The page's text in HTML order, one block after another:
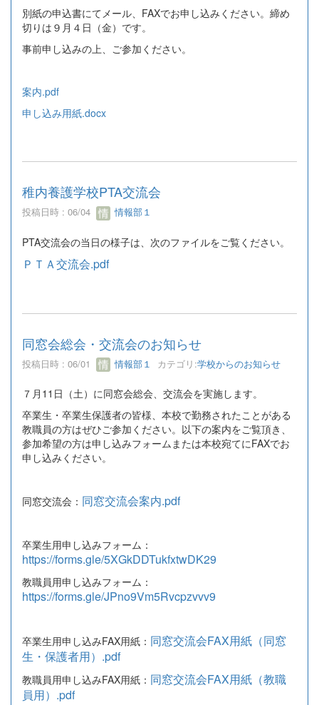
別紙の申込書にてメール、FAXでお申し込みください。締め
切りは９月４日（金）です。
事前申し込みの上、ご参加ください。
案内.pdf
申し込み用紙.docx
稚内養護学校PTA交流会
投稿日時 : 06/04 情報部１
PTA交流会の当日の様子は、次のファイルをご覧ください。
ＰＴＡ交流会.pdf
同窓会総会・交流会のお知らせ
投稿日時 : 06/01 情報部１ カテゴリ:学校からのお知らせ
７月11日（土）に同窓会総会、交流会を実施します。
卒業生・卒業生保護者の皆様、本校で勤務されたことがある
教職員の方はぜひご参加ください。以下の案内をご覧頂き、
参加希望の方は申し込みフォームまたは本校宛てにFAXでお
申し込みください。
同窓交流会： 同窓交流会案内.pdf
卒業生用申し込みフォーム：
https://forms.gle/5XGkDDTukfxtwDK29
教職員用申し込みフォーム：
https://forms.gle/JPno9Vm5Rvcpzvvv9
卒業生用申し込みFAX用紙： 同窓交流会FAX用紙（同窓
生・保護者用）.pdf
教職員用申し込みFAX用紙： 同窓交流会FAX用紙（教職
員用）.pdf